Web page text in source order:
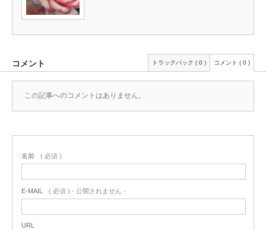
コメント トラックバック ( 0 ) コメント ( 0 )
この記事へのコメントはありません。
名前 ( 必須 )
E-MAIL ( 必須 ) - 公開されません -
URL